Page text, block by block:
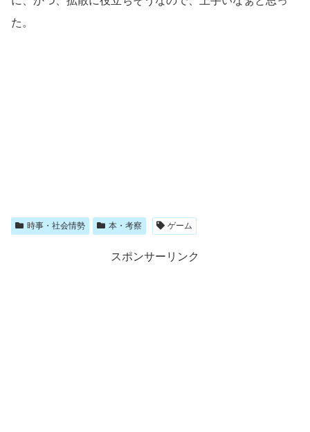
た。
時事・社会情勢 本・考察 ゲーム
スポンサーリンク